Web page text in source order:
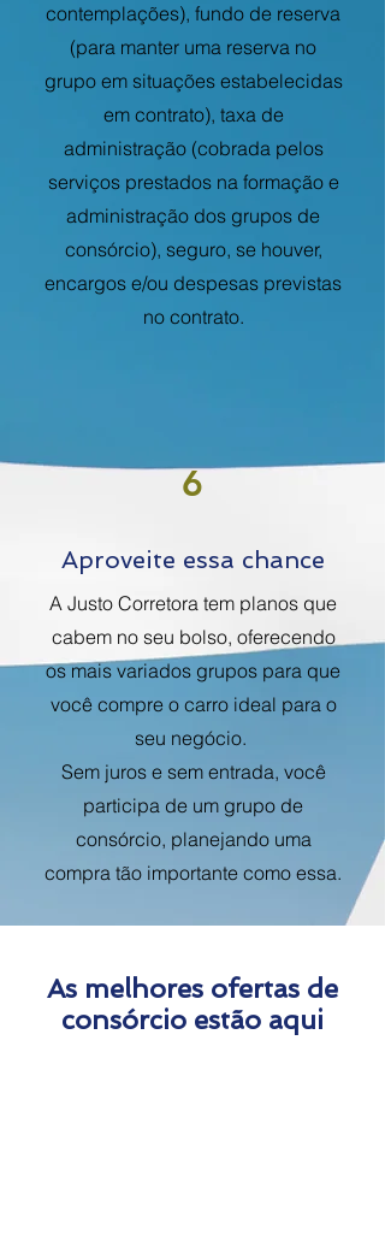
contemplações), fundo de reserva
(para manter uma reserva no
grupo em situações estabelecidas
em contrato), taxa de
administração (cobrada pelos
serviços prestados na formação e
administração dos grupos de
consórcio), seguro, se houver,
encargos e/ou despesas previstas
no contrato.
6
Aproveite essa chance
A Justo Corretora tem planos que
cabem no seu bolso, oferecendo
os mais variados grupos para que
você compre o carro ideal para o
seu negócio.
Sem juros e sem entrada, você
participa de um grupo de
consórcio, planejando uma
compra tão importante como essa.
As melhores ofertas de
consórcio estão aqui